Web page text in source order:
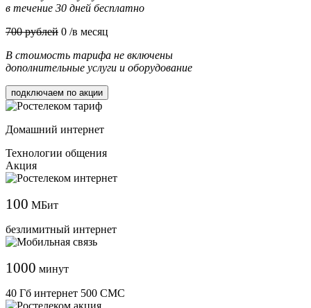
в течение 30 дней бесплатно
700 рублей 0 /в месяц
В стоимость тарифа не включены
дополнительные услуги и оборудование
подключаем по акции
Домашний интернет
Технологии общения
Акция
100 МБит
безлимитный интернет
1000 минут
40 Гб интернет 500 СМС